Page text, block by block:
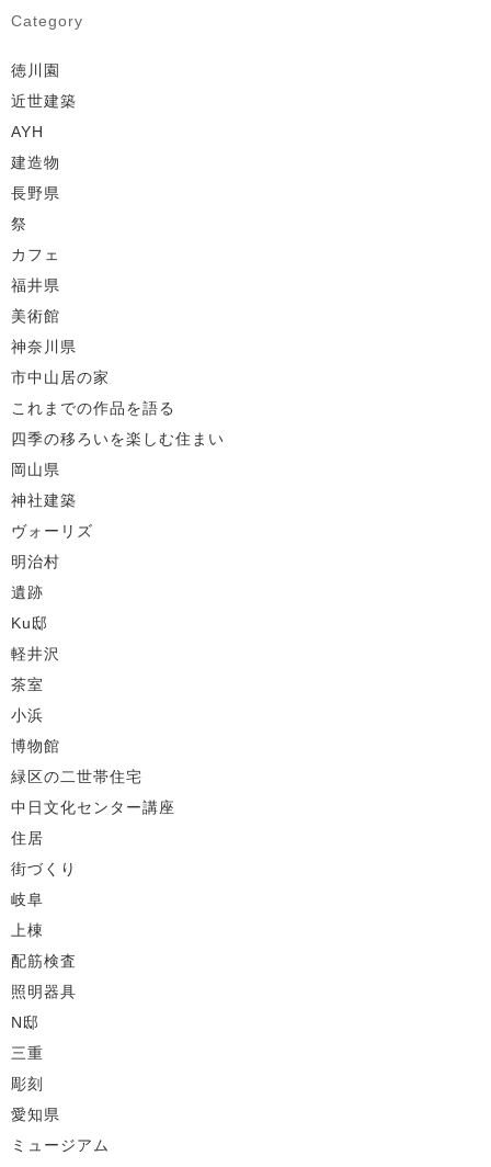
Category
徳川園
近世建築
AYH
建造物
長野県
祭
カフェ
福井県
美術館
神奈川県
市中山居の家
これまでの作品を語る
四季の移ろいを楽しむ住まい
岡山県
神社建築
ヴォーリズ
明治村
遺跡
Ku邸
軽井沢
茶室
小浜
博物館
緑区の二世帯住宅
中日文化センター講座
住居
街づくり
岐阜
上棟
配筋検査
照明器具
N邸
三重
彫刻
愛知県
ミュージアム